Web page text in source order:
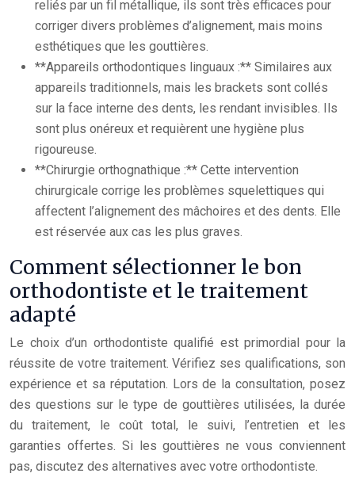
reliés par un fil métallique, ils sont très efficaces pour
corriger divers problèmes d’alignement, mais moins
esthétiques que les gouttières.
**Appareils orthodontiques linguaux :** Similaires aux
appareils traditionnels, mais les brackets sont collés
sur la face interne des dents, les rendant invisibles. Ils
sont plus onéreux et requièrent une hygiène plus
rigoureuse.
**Chirurgie orthognathique :** Cette intervention
chirurgicale corrige les problèmes squelettiques qui
affectent l’alignement des mâchoires et des dents. Elle
est réservée aux cas les plus graves.
Comment sélectionner le bon
orthodontiste et le traitement
adapté
Le choix d’un orthodontiste qualifié est primordial pour la
réussite de votre traitement. Vérifiez ses qualifications, son
expérience et sa réputation. Lors de la consultation, posez
des questions sur le type de gouttières utilisées, la durée
du traitement, le coût total, le suivi, l’entretien et les
garanties offertes. Si les gouttières ne vous conviennent
pas, discutez des alternatives avec votre orthodontiste.